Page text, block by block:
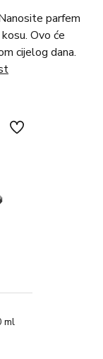
parfem
Ovo će
cijelog dana.
ml